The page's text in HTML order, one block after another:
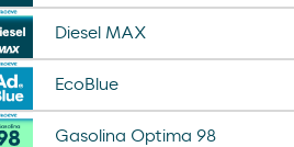
Diesel MAX
EcoBlue
Gasolina Optima 98